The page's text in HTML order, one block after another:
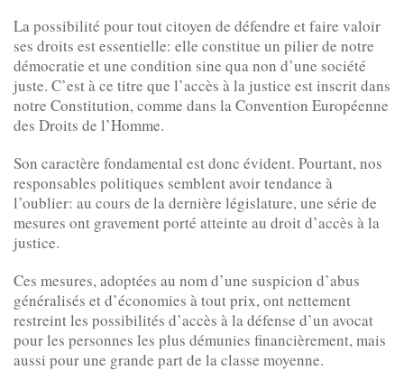
La possibilité pour tout citoyen de défendre et faire valoir
ses droits est essentielle: elle constitue un pilier de notre
démocratie et une condition sine qua non d’une société
juste. C’est à ce titre que l’accès à la justice est inscrit dans
notre Constitution, comme dans la Convention Européenne
des Droits de l’Homme.
Son caractère fondamental est donc évident. Pourtant, nos
responsables politiques semblent avoir tendance à
l’oublier: au cours de la dernière législature, une série de
mesures ont gravement porté atteinte au droit d’accès à la
justice.
Ces mesures, adoptées au nom d’une suspicion d’abus
généralisés et d’économies à tout prix, ont nettement
restreint les possibilités d’accès à la défense d’un avocat
pour les personnes les plus démunies financièrement, mais
aussi pour une grande part de la classe moyenne.